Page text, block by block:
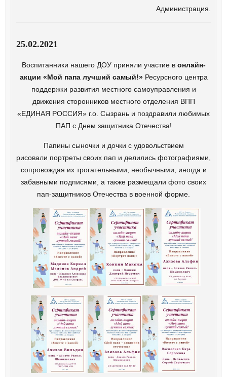
Администрация.
25.02.2021
Воспитанники нашего ДОУ приняли участие в онлайн-
акции «Мой папа лучший самый!»Ресурсного центра
поддержки развития местного самоуправления и
движения сторонников местного отделения ВПП
«ЕДИНАЯ РОССИЯ» г.о. Сызрань и поздравили любимых
ПАП с Днем защитника Отечества!
Папины сыночки и дочки с удовольствием
рисовали портреты своих пап и делились фотографиями,
сопровождая их трогательными, необычными, иногда и
забавными подписями, а также размещали фото своих
пап-защитников Отечества в военной форме.